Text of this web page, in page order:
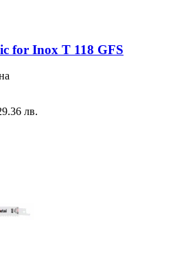
for Inox T 118 GFS
лв.